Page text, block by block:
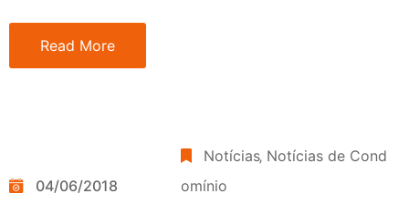
Read More
04/06/2018
Notícias‚ Notícias de Cond
omínio